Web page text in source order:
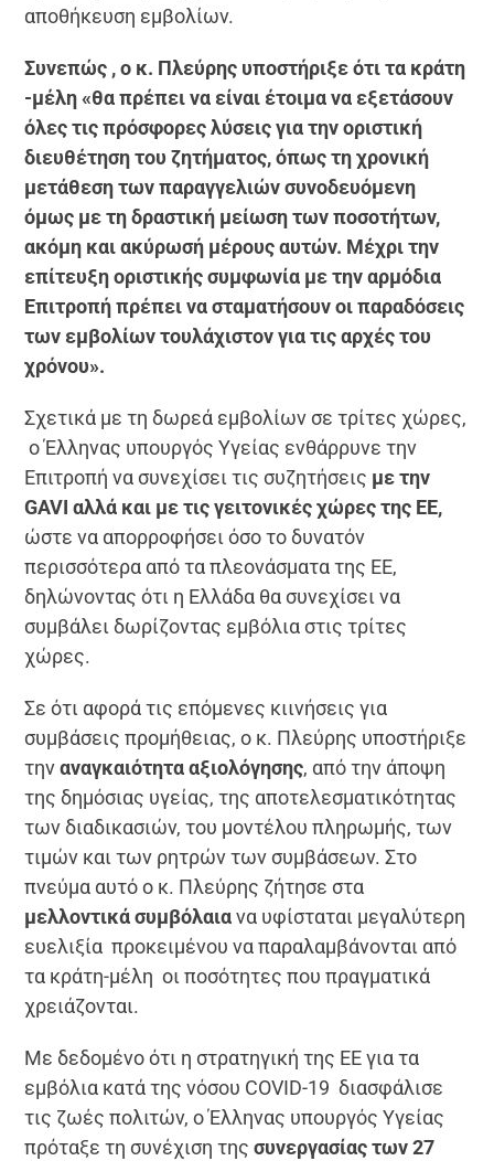
αποθήκευση εμβολίων.
Συνεπώς , ο κ. Πλεύρης υποστήριξε ότι τα κράτη
-μέλη «θα πρέπει να είναι έτοιμα να εξετάσουν
όλες τις πρόσφορες λύσεις για την οριστική
διευθέτηση του ζητήματος, όπως τη χρονική
μετάθεση των παραγγελιών συνοδευόμενη
όμως με τη δραστική μείωση των ποσοτήτων,
ακόμη και ακύρωσή μέρους αυτών. Μέχρι την
επίτευξη οριστικής συμφωνία με την αρμόδια
Επιτροπή πρέπει να σταματήσουν οι παραδόσεις
των εμβολίων τουλάχιστον για τις αρχές του
χρόνου».
Σχετικά με τη δωρεά εμβολίων σε τρίτες χώρες,
ο Έλληνας υπουργός Υγείας ενθάρρυνε την
Επιτροπή να συνεχίσει τις συζητήσεις με την
GAVI αλλά και με τις γειτονικές χώρες της ΕΕ,
ώστε να απορροφήσει όσο το δυνατόν
περισσότερα από τα πλεονάσματα της ΕΕ,
δηλώνοντας ότι η Ελλάδα θα συνεχίσει να
συμβάλει δωρίζοντας εμβόλια στις τρίτες
χώρες.
Σε ότι αφορά τις επόμενες κιινήσεις για
συμβάσεις προμήθειας, ο κ. Πλεύρης υποστήριξε
τηναναγκαιότητα αξιολόγησης, από την άποψη
της δημόσιας υγείας, της αποτελεσματικότητας
των διαδικασιών, του μοντέλου πληρωμής, των
τιμών και των ρητρών των συμβάσεων. Στο
πνεύμα αυτό ο κ. Πλεύρης ζήτησε στα
μελλοντικά συμβόλαιανα υφίσταται μεγαλύτερη
ευελιξία προκειμένου να παραλαμβάνονται από
τα κράτη-μέλη οι ποσότητες που πραγματικά
χρειάζονται.
Με δεδομένο ότι η στρατηγική της ΕΕ για τα
εμβόλια κατά της νόσου COVID-19 διασφάλισε
τις ζωές πολιτών, ο Έλληνας υπουργός Υγείας
πρόταξε τη συνέχιση τηςσυνεργασίας των 27